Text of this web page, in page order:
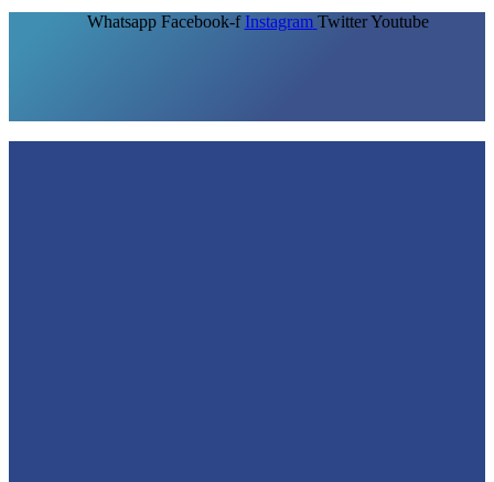
Whatsapp Facebook-f Instagram Twitter Youtube